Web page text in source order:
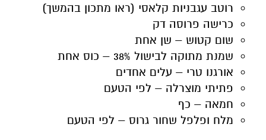
רוטב עגבניות קלאסי (ראו מתכון בהמשך)
כרישה פרוסה דק
שום קטוש – שן אחת
שמנת מתוקה לבישול 38% – כוס אחת
אורגנו טרי – עלים אחדים
פתיתי מוצרלה – לפי הטעם
חמאה – כף
מלח ופלפל שחור גרוס – לפי הטעם